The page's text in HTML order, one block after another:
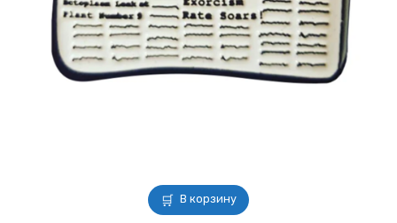
В корзину